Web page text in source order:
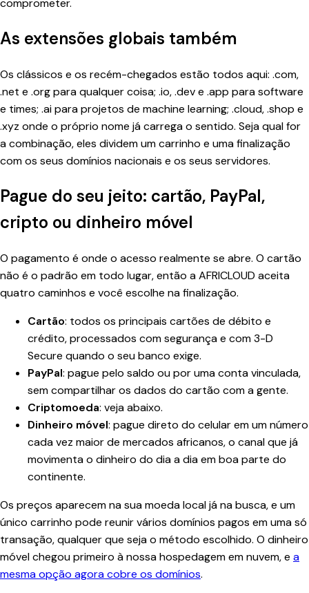
comprometer.
As extensões globais também
Os clássicos e os recém-chegados estão todos aqui: .com,
.net e .org para qualquer coisa; .io, .dev e .app para software
e times; .ai para projetos de machine learning; .cloud, .shop e
.xyz onde o próprio nome já carrega o sentido. Seja qual for
a combinação, eles dividem um carrinho e uma finalização
com os seus domínios nacionais e os seus servidores.
Pague do seu jeito: cartão, PayPal,
cripto ou dinheiro móvel
O pagamento é onde o acesso realmente se abre. O cartão
não é o padrão em todo lugar, então a AFRICLOUD aceita
quatro caminhos e você escolhe na finalização.
Cartão: todos os principais cartões de débito e
crédito, processados com segurança e com 3-D
Secure quando o seu banco exige.
PayPal: pague pelo saldo ou por uma conta vinculada,
sem compartilhar os dados do cartão com a gente.
Criptomoeda: veja abaixo.
Dinheiro móvel: pague direto do celular em um número
cada vez maior de mercados africanos, o canal que já
movimenta o dinheiro do dia a dia em boa parte do
continente.
Os preços aparecem na sua moeda local já na busca, e um
único carrinho pode reunir vários domínios pagos em uma só
transação, qualquer que seja o método escolhido. O dinheiro
móvel chegou primeiro à nossa hospedagem em nuvem, e a
mesma opção agora cobre os domínios.